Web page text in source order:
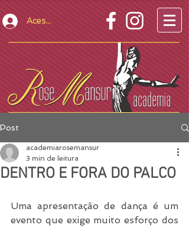
Acesso Restrito
Post
DENTRO E FORA DO PALCO
academiarosemansur
3 min de leitura
Uma apresentação de dança é um
evento que exige muito esforço dos